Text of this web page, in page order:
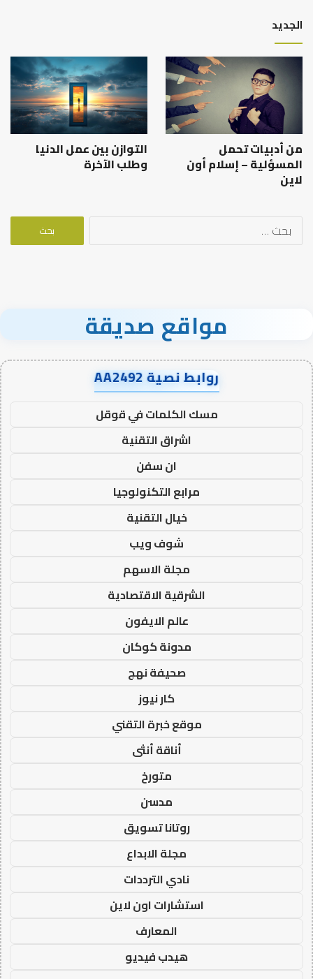
الجديد
من أدبيات تحمل
المسؤلية – إسلام أون
لاين
التوازن بين عمل الدنيا
وطلب الآخرة
البحث
مواقع صديقة
روابط نصية AA2492
مسك الكلمات في قوقل
اشراق التقنية
ان سفن
مرابع التكنولوجيا
خيال التقنية
شوف ويب
مجلة الاسهم
الشرقية الاقتصادية
عالم الايفون
مدونة كوكان
صحيفة نهج
كار نيوز
موقع خبرة التقني
أناقة أنثى
متورخ
مدسن
روتانا تسويق
مجلة الابداع
نادي الترددات
استشارات اون لاين
المعارف
هيدب فيديو